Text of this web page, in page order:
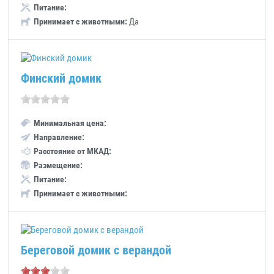
Питание:
Принимает с животными: Да
Финский домик
Минимальная цена:
Направление:
Расстояние от МКАД:
Размещение:
Питание:
Принимает с животными:
Береговой домик с верандой